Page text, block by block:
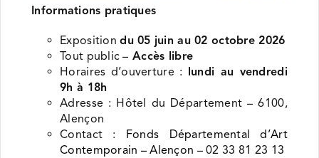
Informations pratiques
Expositiondu 05 juin au 02 octobre 2026
Tout public – Accès libre
Horaires d’ouverture : lundi au vendredi
9h à 18h
Adresse : Hôtel du Département – 6100,
Alençon
Contact : Fonds Départemental d’Art
Contemporain – Alençon – 02 33 81 23 13